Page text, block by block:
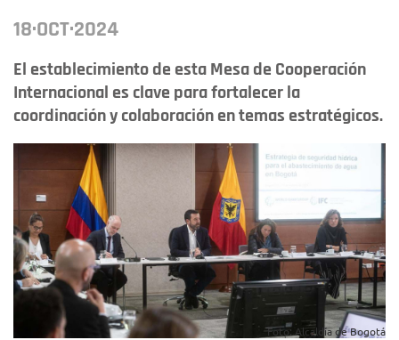
18·OCT·2024
El establecimiento de esta Mesa de Cooperación
Internacional es clave para fortalecer la
coordinación y colaboración en temas estratégicos.
Foto: Alcaldía de Bogotá